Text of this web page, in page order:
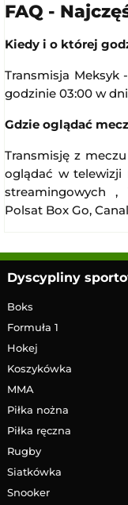
FAQ -
Kiedy i o której
Transmisja Meksyk
godzinie 03:00 w
Gdzie oglądać
Transmisję z
oglądać w telewizji
streamingowych ,
Polsat Box Go,
Dyscypliny
Boks
Formuła 1
Hokej
Koszykówka
MMA
Piłka nożna
Piłka ręczna
Rugby
Siatkówka
Snooker